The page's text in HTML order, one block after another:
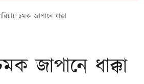
চমক জাপানে ধাক্কা
জাপানে ধাক্কা